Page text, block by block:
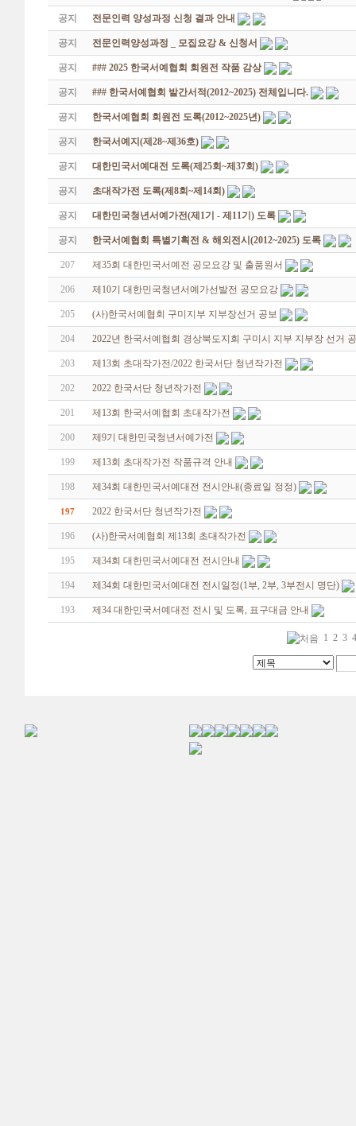
공지 전문인력 양성과정 신청 결과 안내
공지 전문인력양성과정 _ 모집요강 & 신청서
공지 ### 2025 한국서예협회 회원전 작품 감상
공지 ### 한국서예협회 발간서적(2012~2025) 전체입니다.
공지 한국서예협회 회원전 도록(2012~2025년)
공지 한국서예지(제28~제36호)
공지 대한민국서예대전 도록(제25회~제37회)
공지 초대작가전 도록(제8회~제14회)
공지 대한민국청년서예가전(제1기 - 제11기) 도록
공지 한국서예협회 특별기획전 & 해외전시(2012~2025) 도록
207 제35회 대한민국서예전 공모요강 및 출품원서
206 제10기 대한민국청년서예가선발전 공모요강
205 (사)한국서예협회 구미지부 지부장선거 공보
204 2022년 한국서예협회 경상북도지회 구미시 지부 지부장 선거
203 제13회 초대작가전/2022 한국서단 청년작가전
202 2022 한국서단 청년작가전
201 제13회 한국서예협회 초대작가전
200 제9기 대한민국청년서예가전
199 제13회 초대작가전 작품규격 안내
198 제34회 대한민국서예대전 전시안내(종료일 정정)
197 2022 한국서단 청년작가전
196 (사)한국서예협회 제13회 초대작가전
195 제34회 대한민국서예대전 전시안내
194 제34회 대한민국서예대전 전시일정(1부, 2부, 3부전시 명단)
193 제34 대한민국서예대전 전시 및 도록, 표구대금 안내
1 2 3 4